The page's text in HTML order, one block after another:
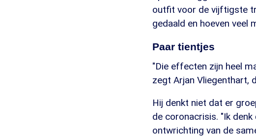
outfit voor de vijftigste
gedaald en hoeven veel
Paar tientjes
"Die effecten zijn heel
zegt Arjan Vliegenthart,
Hij denkt niet dat er
de coronacrisis. "Ik
ontwrichting van de